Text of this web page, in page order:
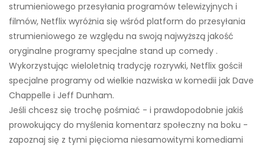
strumieniowego przesyłania programów telewizyjnych i
filmów, Netflix wyróżnia się wśród platform do przesyłania
strumieniowego ze względu na swoją najwyższą jakość
oryginalne programy specjalne stand up comedy .
Wykorzystując wieloletnią tradycję rozrywki, Netflix gościł
specjalne programy od wielkie nazwiska w komedii jak Dave
Chappelle i Jeff Dunham.
Jeśli chcesz się trochę pośmiać - i prawdopodobnie jakiś
prowokujący do myślenia komentarz społeczny na boku -
zapoznaj się z tymi pięcioma niesamowitymi komediami